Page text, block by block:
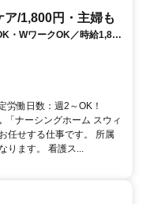
/1,800円・主婦も
・WワークOK／時給1,800
労働日数：週2～OK！
ーシングホーム スウィ
任せする仕事です。 所属
ります。 看護ス...